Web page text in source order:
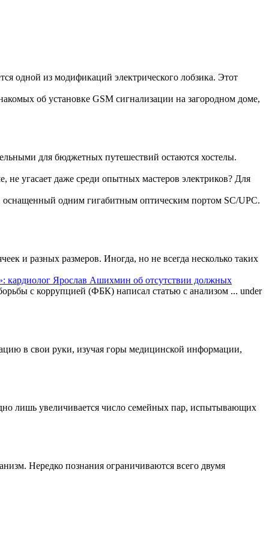
одной из модификаций электрического лобзика. Этот
об установке GSM сигнализации на загородном доме,
для бюджетных путешествий остаются хостелы.
не угасает даже среди опытных мастеров электриков? Для
одним гигабитным оптическим портом SC/UPC.
и разных размеров. Иногда, но не всегда несколько таких
Ярослав Ашихмин об отсутствии должных
с коррупцией (ФБК) написал статью с анализом ... under
в свои руки, изучая горы медицинской информации,
лишь увеличивается число семейных пар, испытывающих
Нередко познания ограничиваются всего двумя